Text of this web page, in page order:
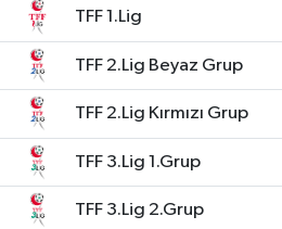
TFF 1.Lig
TFF 2.Lig Beyaz Grup
TFF 2.Lig Kırmızı Grup
TFF 3.Lig 1.Grup
TFF 3.Lig 2.Grup